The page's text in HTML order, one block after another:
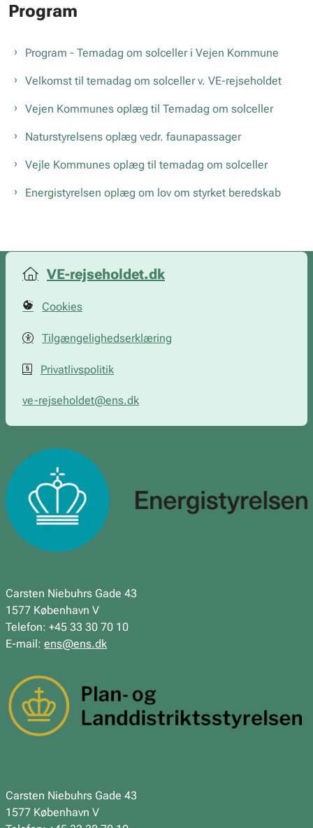
Program
Program - Temadag om solceller i Vejen Kommune
Velkomst til temadag om solceller v. VE-rejseholdet
Vejen Kommunes oplæg til Temadag om solceller
Naturstyrelsens oplæg vedr. faunapassager
Vejle Kommunes oplæg til temadag om solceller
Energistyrelsen oplæg om lov om styrket beredskab
VE-rejseholdet.dk
Cookies
Tilgængelighedserklæring
Privatlivspolitik
ve-rejseholdet@ens.dk
Carsten Niebuhrs Gade 43
1577 København V
Telefon: +45 33 30 70 10
E-mail: ens@ens.dk
Carsten Niebuhrs Gade 43
1577 København V